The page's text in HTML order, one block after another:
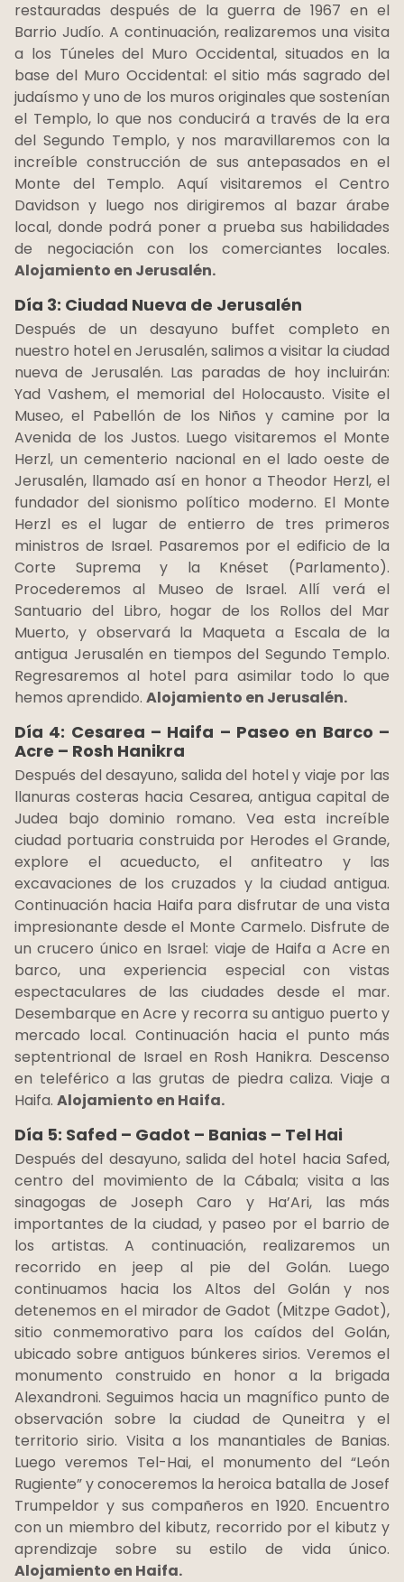
restauradas después de la guerra de 1967 en el
Barrio Judío. A continuación, realizaremos una visita
a los Túneles del Muro Occidental, situados en la
base del Muro Occidental: el sitio más sagrado del
judaísmo y uno de los muros originales que sostenían
el Templo, lo que nos conducirá a través de la era
del Segundo Templo, y nos maravillaremos con la
increíble construcción de sus antepasados en el
Monte del Templo. Aquí visitaremos el Centro
Davidson y luego nos dirigiremos al bazar árabe
local, donde podrá poner a prueba sus habilidades
de negociación con los comerciantes locales.
Alojamiento en Jerusalén.
Día 3: Ciudad Nueva de Jerusalén
Después de un desayuno buffet completo en
nuestro hotel en Jerusalén, salimos a visitar la ciudad
nueva de Jerusalén. Las paradas de hoy incluirán:
Yad Vashem, el memorial del Holocausto. Visite el
Museo, el Pabellón de los Niños y camine por la
Avenida de los Justos. Luego visitaremos el Monte
Herzl, un cementerio nacional en el lado oeste de
Jerusalén, llamado así en honor a Theodor Herzl, el
fundador del sionismo político moderno. El Monte
Herzl es el lugar de entierro de tres primeros
ministros de Israel. Pasaremos por el edificio de la
Corte Suprema y la Knéset (Parlamento).
Procederemos al Museo de Israel. Allí verá el
Santuario del Libro, hogar de los Rollos del Mar
Muerto, y observará la Maqueta a Escala de la
antigua Jerusalén en tiempos del Segundo Templo.
Regresaremos al hotel para asimilar todo lo que
hemos aprendido. Alojamiento en Jerusalén.
Día 4: Cesarea – Haifa – Paseo en Barco –
Acre – Rosh Hanikra
Después del desayuno, salida del hotel y viaje por las
llanuras costeras hacia Cesarea, antigua capital de
Judea bajo dominio romano. Vea esta increíble
ciudad portuaria construida por Herodes el Grande,
explore el acueducto, el anfiteatro y las
excavaciones de los cruzados y la ciudad antigua.
Continuación hacia Haifa para disfrutar de una vista
impresionante desde el Monte Carmelo. Disfrute de
un crucero único en Israel: viaje de Haifa a Acre en
barco, una experiencia especial con vistas
espectaculares de las ciudades desde el mar.
Desembarque en Acre y recorra su antiguo puerto y
mercado local. Continuación hacia el punto más
septentrional de Israel en Rosh Hanikra. Descenso
en teleférico a las grutas de piedra caliza. Viaje a
Haifa. Alojamiento en Haifa.
Día 5: Safed – Gadot – Banias – Tel Hai
Después del desayuno, salida del hotel hacia Safed,
centro del movimiento de la Cábala; visita a las
sinagogas de Joseph Caro y Ha’Ari, las más
importantes de la ciudad, y paseo por el barrio de
los artistas. A continuación, realizaremos un
recorrido en jeep al pie del Golán. Luego
continuamos hacia los Altos del Golán y nos
detenemos en el mirador de Gadot (Mitzpe Gadot),
sitio conmemorativo para los caídos del Golán,
ubicado sobre antiguos búnkeres sirios. Veremos el
monumento construido en honor a la brigada
Alexandroni. Seguimos hacia un magnífico punto de
observación sobre la ciudad de Quneitra y el
territorio sirio. Visita a los manantiales de Banias.
Luego veremos Tel-Hai, el monumento del “León
Rugiente” y conoceremos la heroica batalla de Josef
Trumpeldor y sus compañeros en 1920. Encuentro
con un miembro del kibutz, recorrido por el kibutz y
aprendizaje sobre su estilo de vida único.
Alojamiento en Haifa.